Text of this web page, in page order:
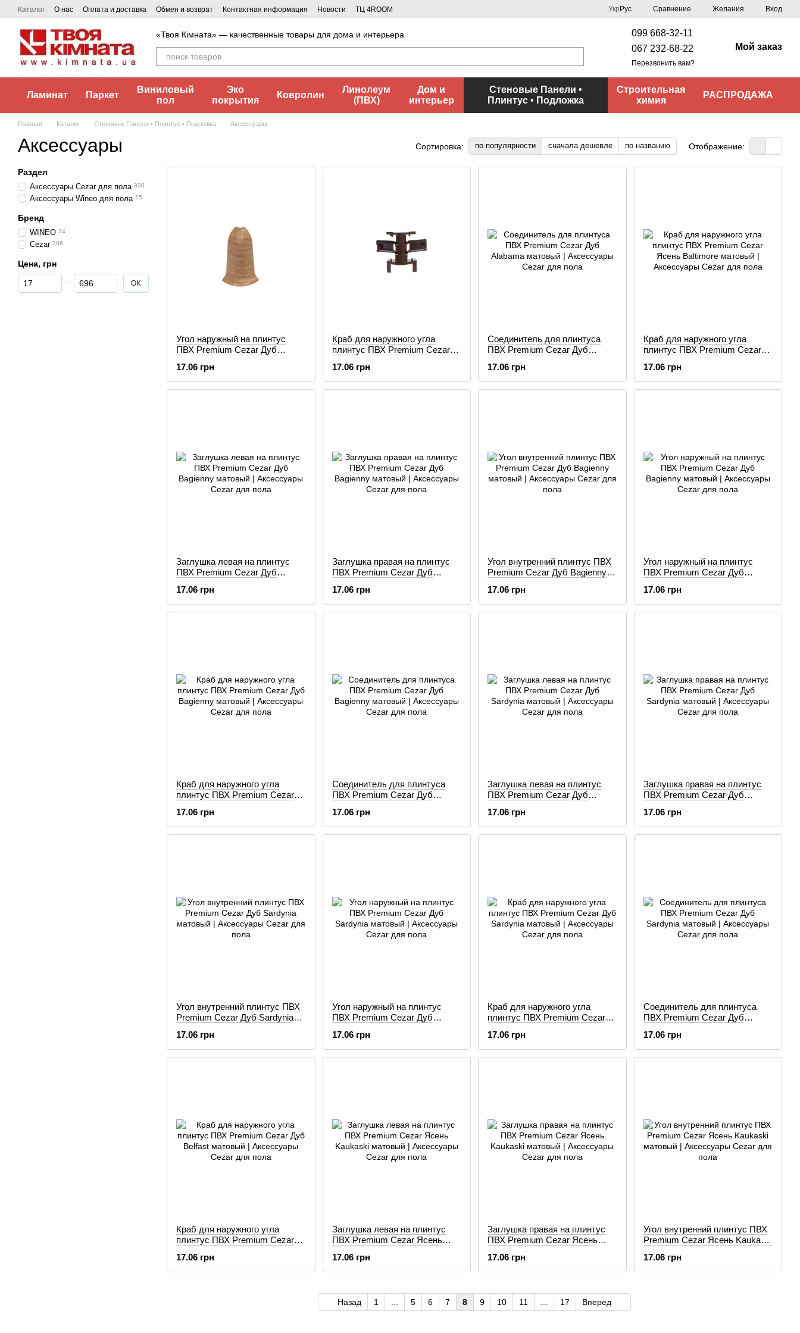
Перейти к основному контенту
Каталог О нас Оплата и доставка Обмен и возврат Контактная информация Новости ТЦ 4ROOM Укр Рус Сравнение Желания Вход
«Твоя Кімната» — качественные товары для дома и интерьера
099 668-32-11
067 232-68-22
Перезвонить вам?
Мой заказ
Ламинат Паркет
Виниловый
пол
Эко
покрытия
Ковролин
Линолеум
(ПВХ)
Дом и
интерьер
Стеновые Панели •
Плинтус • Подложка
Строительная
химия
РАСПРОДАЖА
Главная Каталог Стеновые Панели • Плинтус • Подложка Аксессуары
Аксессуары Сортировка: по популярности сначала дешевле по названию Отображение:
Угол наружный на плинтус
ПВХ Premium Cezar Дуб
17.06 грн
Краб для наружного угла
плинтус ПВХ Premium Cezar
17.06 грн
Соединитель для плинтуса
ПВХ Premium Cezar Дуб
17.06 грн
Краб для наружного угла
плинтус ПВХ Premium Cezar
17.06 грн
Заглушка левая на плинтус
ПВХ Premium Cezar Дуб
17.06 грн
Заглушка правая на плинтус
ПВХ Premium Cezar Дуб
17.06 грн
Угол внутренний плинтус ПВХ
Premium Cezar Дуб Bagienny
17.06 грн
Угол наружный на плинтус
ПВХ Premium Cezar Дуб
17.06 грн
Краб для наружного угла
плинтус ПВХ Premium Cezar
17.06 грн
Соединитель для плинтуса
ПВХ Premium Cezar Дуб
17.06 грн
Заглушка левая на плинтус
ПВХ Premium Cezar Дуб
17.06 грн
Заглушка правая на плинтус
ПВХ Premium Cezar Дуб
17.06 грн
Угол внутренний плинтус ПВХ
Premium Cezar Дуб Sardynia
17.06 грн
Угол наружный на плинтус
ПВХ Premium Cezar Дуб
17.06 грн
Краб для наружного угла
плинтус ПВХ Premium Cezar
17.06 грн
Соединитель для плинтуса
ПВХ Premium Cezar Дуб
17.06 грн
Краб для наружного угла
плинтус ПВХ Premium Cezar
17.06 грн
Заглушка левая на плинтус
ПВХ Premium Cezar Ясень
17.06 грн
Заглушка правая на плинтус
ПВХ Premium Cezar Ясень
17.06 грн
Угол внутренний плинтус ПВХ
Premium Cezar Ясень Kaukaski
17.06 грн
Назад 1 5 6 7 8 9 10 11 17 Вперед
Раздел
Аксессуары Cezar для пола 306
Аксессуары Wineo для пола 25
Бренд
WINEO 24
Cezar 306
Цена, грн
От Цена, грн
До Цена, грн OK